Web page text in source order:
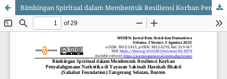
Bimbingan Spiritual dalam Membentuk Resiliensi Korban Penyalahgunaan Narkotika di Yayasan Sakinah Harakah Bhakti (Sahabat Foundation) Tangerang Selatan, Banten